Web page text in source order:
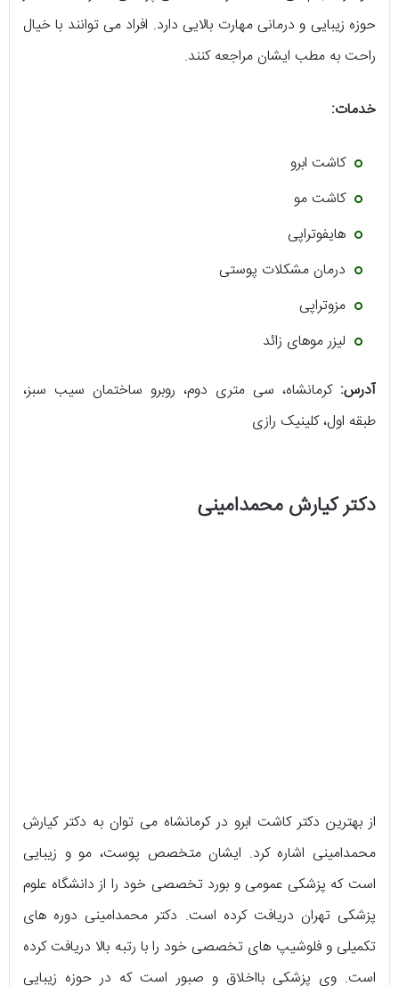
حوزه زیبایی و درمانی مهارت بالایی دارد. افراد می توانند با خیال
راحت به مطب ایشان مراجعه کنند.
خدمات:
کاشت ابرو
کاشت مو
هایفوتراپی
درمان مشکلات پوستی
مزوتراپی
لیزر موهای زائد
آدرس: کرمانشاه، سی متری دوم، روبرو ساختمان سیب سبز،
طبقه اول، کلینیک رازی
دکتر کیارش محمدامینی
از بهترین دکتر کاشت ابرو در کرمانشاه می توان به دکتر کیارش
محمدامینی اشاره کرد. ایشان متخصص پوست، مو و زیبایی
است که پزشکی عمومی و بورد تخصصی خود را از دانشگاه علوم
پزشکی تهران دریافت کرده است. دکتر محمدامینی دوره های
تکمیلی و فلوشیپ های تخصصی خود را با رتبه بالا دریافت کرده
است. وی پزشکی بااخلاق و صبور است که در حوزه زیبایی